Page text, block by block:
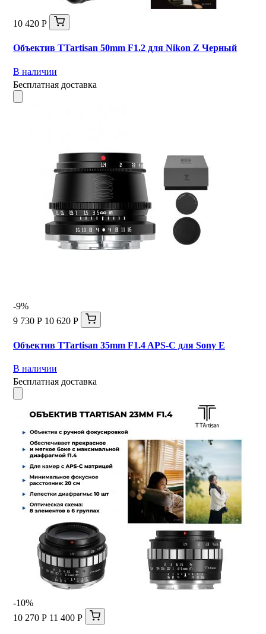
10 420 Р
Объектив TTartisan 50mm F1.2 для Nikon Z Черный
В наличии
Бесплатная доставка
-9%
9 730 Р 10 620 Р
Объектив TTartisan 35mm F1.4 APS-C для Sony E
В наличии
Бесплатная доставка
-10%
10 270 Р 11 400 Р